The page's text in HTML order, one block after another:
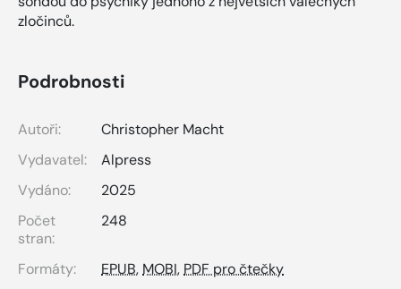
zločinců.
Podrobnosti
Autoři:
Christopher Macht
Vydavatel:
Alpress
Vydáno:
2025
Počet
stran:
248
Formáty: EPUB,MOBI,PDF pro čtečky